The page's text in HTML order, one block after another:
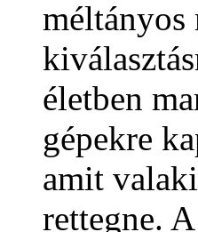
méltányos
életben
gépekre
amit
rettegne.